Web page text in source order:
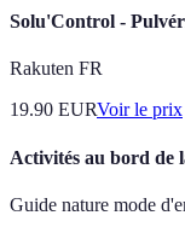
Solu'Control -
Rakuten FR
19.90 EURVoir le prix
Activités au bord de
Guide nature mode